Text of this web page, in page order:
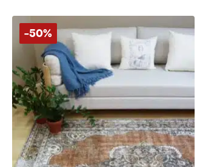
useampi
muunnelma.
tehdä
valinnat
tuotteen
sivulla.
-50%